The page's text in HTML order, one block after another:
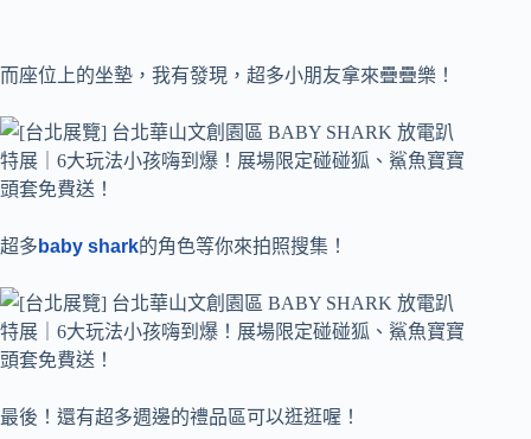
而座位上的坐墊，我有發現，超多小朋友拿來疊疊樂！
超多 baby shark的角色等你來拍照搜集！
最後！還有超多週邊的禮品區可以逛逛喔！